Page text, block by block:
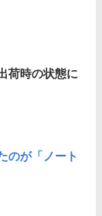
荷時の状態に
のが「ノート